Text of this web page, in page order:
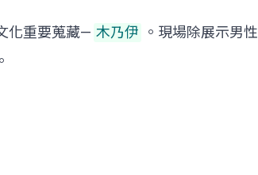
化重要蒐藏— 木乃伊 。現場除展示男性